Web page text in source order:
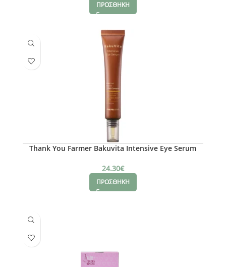
ΠΡΟΣΘΗΚΗ
Thank You Farmer Bakuvita Intensive Eye Serum
24.30€
ΠΡΟΣΘΗΚΗ